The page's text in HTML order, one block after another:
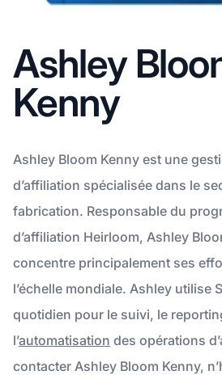
Ashley
Kenny
Ashley Bloom Kenny est une
d’affiliation spécialisée dans le
fabrication. Responsable du
d’affiliation Heirloom, Ashley
concentre principalement ses
l’échelle mondiale. Ashley utilise
quotidien pour le suivi, le
l’automatisation des opérations
contacter Ashley Bloom Kenny,